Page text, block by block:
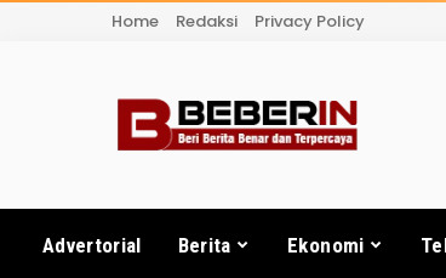
Home Redaksi Privacy Policy
Advertorial Berita Ekonomi